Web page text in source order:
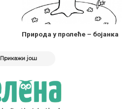
Природа у пролеће – бојанка
Прикажи још